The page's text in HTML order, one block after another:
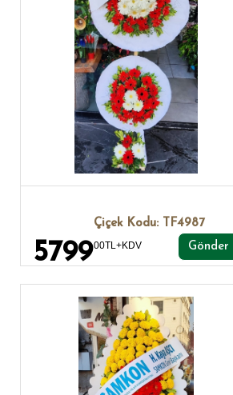
Çiçek Kodu: TF4987
579900TL+KDV Gönder